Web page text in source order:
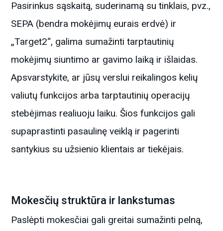
Pasirinkus sąskaitą, suderinamą su tinklais, pvz.,
SEPA (bendra mokėjimų eurais erdvė) ir
„Target2“, galima sumažinti tarptautinių
mokėjimų siuntimo ar gavimo laiką ir išlaidas.
Apsvarstykite, ar jūsų verslui reikalingos kelių
valiutų funkcijos arba tarptautinių operacijų
stebėjimas realiuoju laiku. Šios funkcijos gali
supaprastinti pasaulinę veiklą ir pagerinti
santykius su užsienio klientais ar tiekėjais.
Mokesčių struktūra ir lankstumas
Paslėpti mokesčiai gali greitai sumažinti pelną,